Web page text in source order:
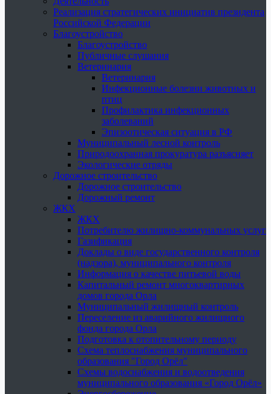
Реализация стратегических инициатив президента
Российской Федерации
Благоустройство
Благоустройство
Публичные слушания
Ветеринария
Ветеринария
Инфекционные болезни животных и
птиц
Профилактика инфекционных
заболеваний
Эпизоотическая ситуация в РФ
Муниципальный лесной контроль
Природоохранная прокуратура разъясняет
Экологические отряды
Дорожное строительство
Дорожное строительство
Дорожный ремонт
ЖКХ
ЖКХ
Потребителю жилищно-коммунальных услуг
Газификация
Доклады о виде государственного контроля
(надзора), муниципального контроля
Информация о качестве питьевой воды
Капитальный ремонт многоквартирных
домов города Орла
Муниципальный жилищный контроль
Переселение из аварийного жилищного
фонда города Орла
Подготовка к отопительному периоду
Схема теплоснабжения муниципального
образования "Город Орёл"
Схемы водоснабжения и водоотведения
муниципального образования «Город Орёл»